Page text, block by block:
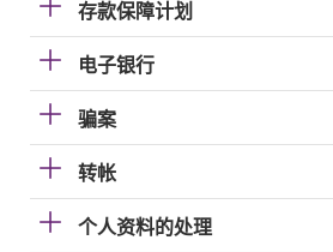
存款保障计划
电子银行
骗案
转帐
个人资料的处理